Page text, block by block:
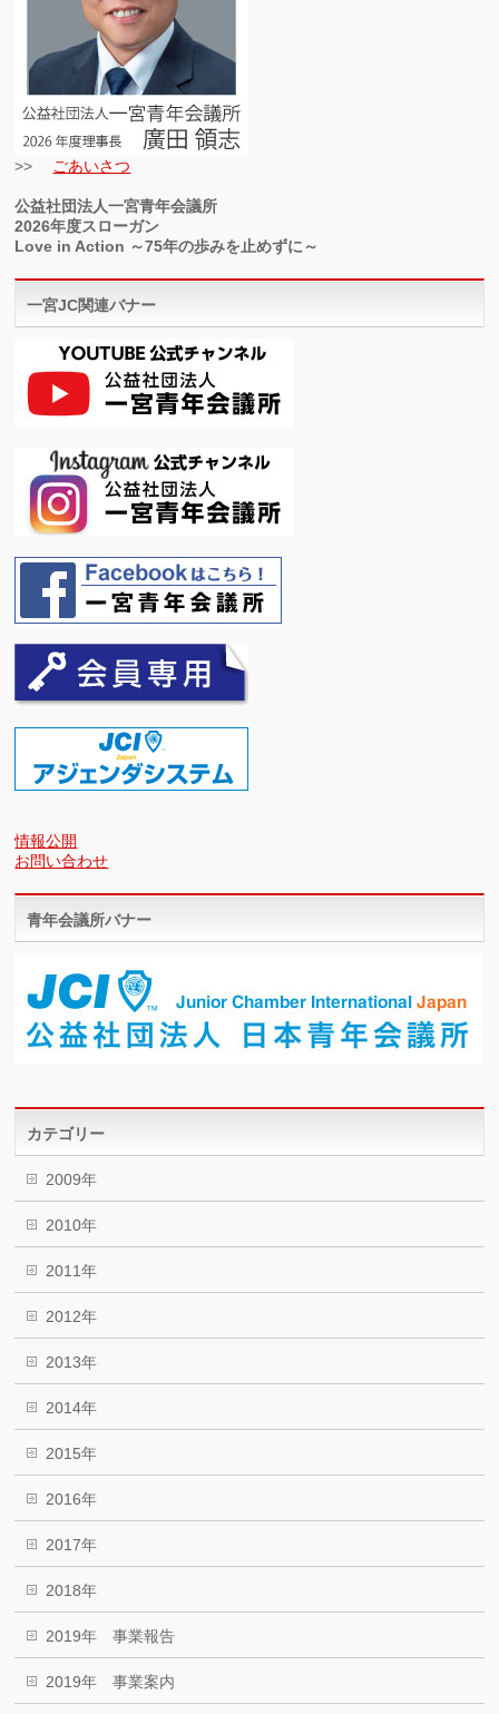
>> ごあいさつ
公益社団法人一宮青年会議所
2026年度スローガン
Love in Action ～75年の歩みを止めずに～
一宮JC関連バナー
情報公開
お問い合わせ
青年会議所バナー
カテゴリー
2009年
2010年
2011年
2012年
2013年
2014年
2015年
2016年
2017年
2018年
2019年 事業報告
2019年 事業案内